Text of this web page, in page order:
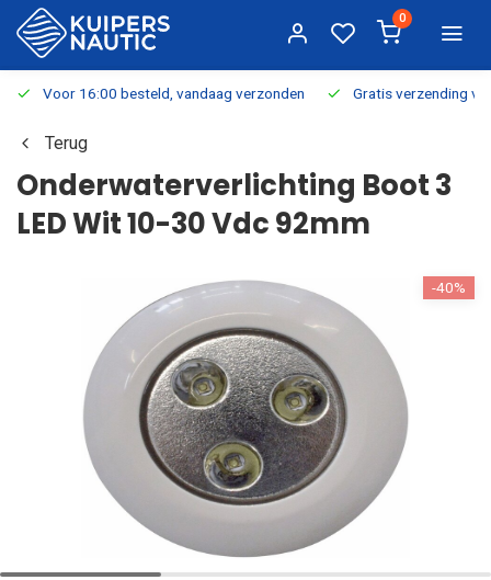
0
Voor 16:00 besteld, vandaag verzonden Gratis verzending
Terug
Onderwaterverlichting Boot 3
LED Wit 10-30 Vdc 92mm
-40%